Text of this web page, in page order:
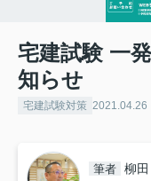
宅建試験 一
知らせ
宅建試験対策 2021.04.26
筆者 柳